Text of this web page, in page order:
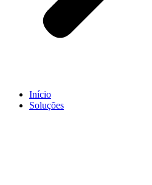
Início
Soluções